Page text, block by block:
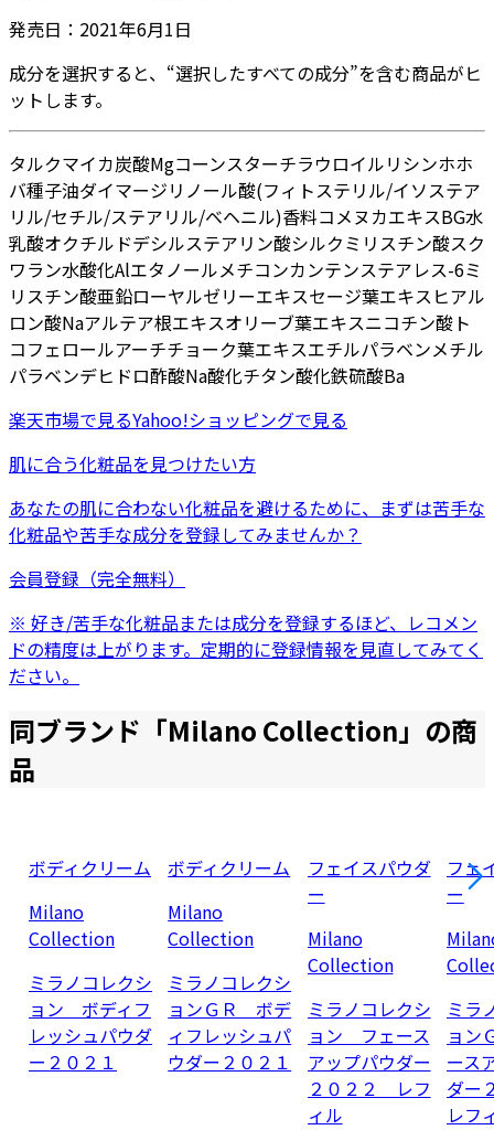
発売日： 2021年6月1日
成分を選択すると、“選択したすべての成分”を含む商品がヒ
ットします。
タルクマイカ炭酸Mgコーンスターチラウロイルリシンホホ
バ種子油ダイマージリノール酸(フィトステリル/イソステア
リル/セチル/ステアリル/ベヘニル)香料コメヌカエキスBG水
乳酸オクチルドデシルステアリン酸シルクミリスチン酸スク
ワラン水酸化Alエタノールメチコンカンテンステアレス-6ミ
リスチン酸亜鉛ローヤルゼリーエキスセージ葉エキスヒアル
ロン酸Naアルテア根エキスオリーブ葉エキスニコチン酸ト
コフェロールアーチチョーク葉エキスエチルパラベンメチル
パラベンデヒドロ酢酸Na酸化チタン酸化鉄硫酸Ba
楽天市場で見るYahoo!ショッピングで見る
肌に合う化粧品を見つけたい方
あなたの肌に合わない化粧品を避けるために、まずは苦手な
化粧品や苦手な成分を登録してみませんか？
会員登録（完全無料）
※ 好き/苦手な化粧品または成分を登録するほど、レコメン
ドの精度は上がります。定期的に登録情報を見直してみてく
ださい。
同ブランド「Milano Collection」の商
品
ボディクリーム
Milano
Collection
ミラノコレクシ
ョン ボディフ
レッシュパウダ
ー２０２１
ボディクリーム
Milano
Collection
ミラノコレクシ
ョンＧＲ ボデ
ィフレッシュパ
ウダー２０２１
フェイスパウダ
ー
Milano
Collection
ミラノコレクシ
ョン フェース
アップパウダー
２０２２ レフ
ィル
フェ
ー
ミラ
ョン
ース
ダー
レフ